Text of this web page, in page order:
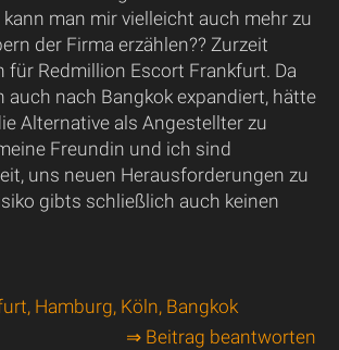
kann man mir vielleicht auch mehr zu
der Firma erzählen?? Zurzeit
für Redmillion Escort Frankfurt. Da
auch nach Bangkok expandiert, hätte
Alternative als Angestellter zu
Freundin und ich sind
uns neuen Herausforderungen zu
gibts schließlich auch keinen
Hamburg, Köln, Bangkok
⇒ Beitrag beantworten